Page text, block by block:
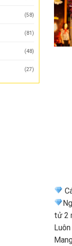
(58)
(81)
(48)
(27)
tử 2